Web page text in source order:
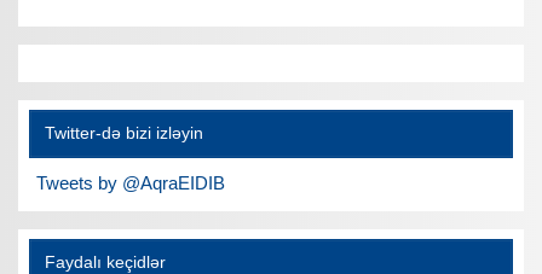
Twitter-də bizi izləyin
Tweets by @AqraEIDIB
Faydalı keçidlər